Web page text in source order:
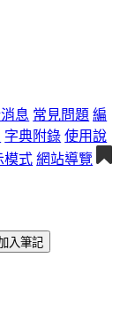
息 常見問題 編
字典附錄 使用說
模式 網站導覽
入筆記